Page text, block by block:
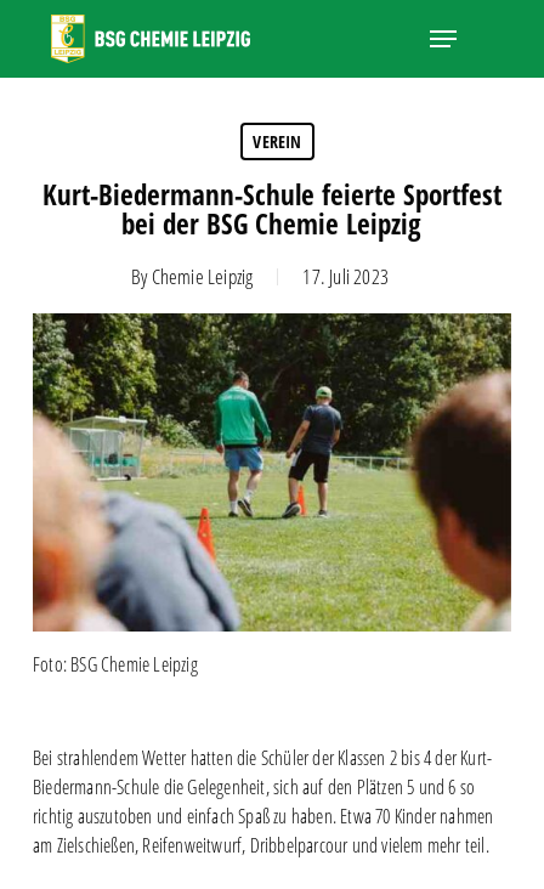
main
Menu
VEREIN
Kurt-Biedermann-Schule feierte Sportfest
bei der BSG Chemie Leipzig
By Chemie Leipzig 17. Juli 2023
Foto: BSG Chemie Leipzig
Bei strahlendem Wetter hatten die Schüler der Klassen 2 bis 4 der Kurt-
Biedermann-Schule die Gelegenheit, sich auf den Plätzen 5 und 6 so
richtig auszutoben und einfach Spaß zu haben. Etwa 70 Kinder nahmen
am Zielschießen, Reifenweitwurf, Dribbelparcour und vielem mehr teil.
Close